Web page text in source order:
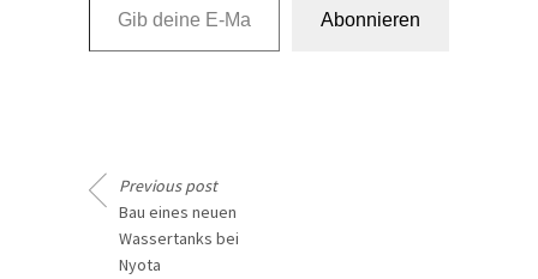
Abonnieren
Previous post
Bau eines neuen
Wassertanks bei
Nyota